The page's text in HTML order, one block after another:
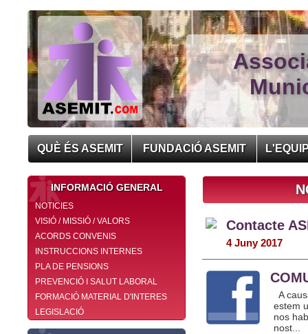
QUÈ ÉS ASEMIT FUNDACIÓ ASEMIT
INFORMACIÓ GENERAL
NOTICIES
VISIÓ / MISSIÓ / VALORS
ACORDS CONVENIS
INSTRUCCIONS INTERNES
PLA DE PENSIONS
PREVENCIÓ I SALUT LABORAL
FORMACIÓ MATERIAL D'INTERES
LEGISLACIÓ
Contacte
4 Juny 2017
A
estem
nos
nost...